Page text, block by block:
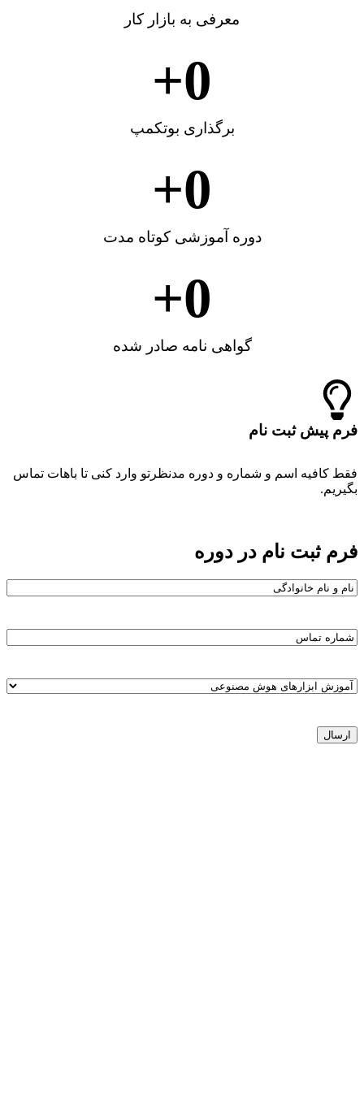
معرفی به بازار کار
برگذاری بوتکمپ
0
+
دوره آموزشی کوتاه مدت
0
+
گواهی نامه صادر شده
0
+
فرم پیش ثبت نام
فقط کافیه اسم و شماره و دوره مدنظرتو وارد کنی تا باهات تماس
بگیریم.
فرم ثبت نام در دوره